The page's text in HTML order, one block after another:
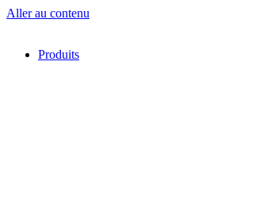
Aller au contenu
Produits